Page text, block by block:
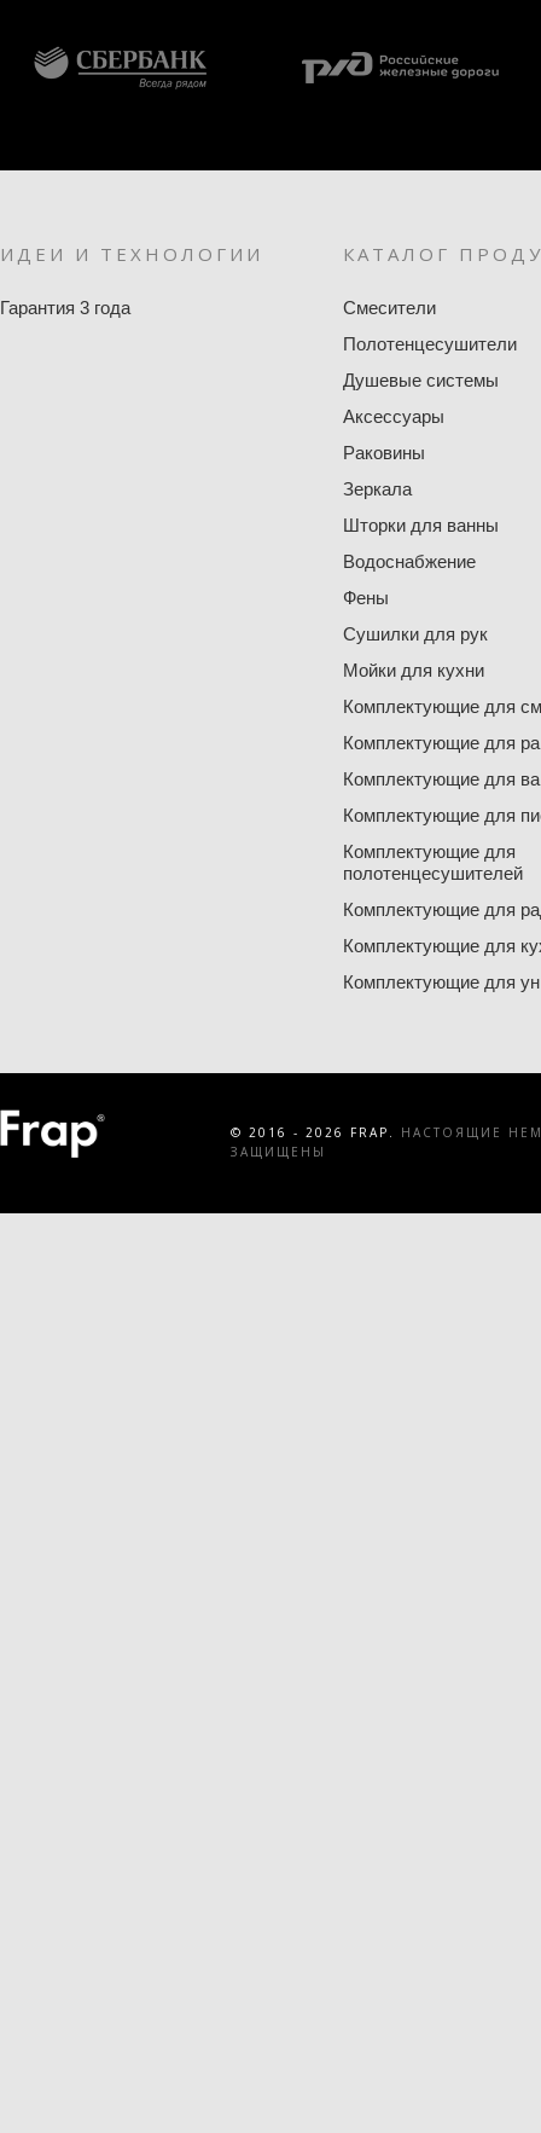
ИДЕИ И ТЕХНОЛОГИИ
Гарантия 3 года
КАТАЛОГ
Смесители
Полотенцесушители
Душевые системы
Аксессуары
Раковины
Зеркала
Шторки для ванны
Водоснабжение
Фены
Сушилки для рук
Мойки для кухни
Комплектующие для
Комплектующие для
Комплектующие для
Комплектующие для
Комплектующие для
полотенцесушителей
Комплектующие для
Комплектующие для
Комплектующие для
© 2016 - 2026 FRAP.
НАСТОЯЩИЕ
ЗАЩИЩЕНЫ